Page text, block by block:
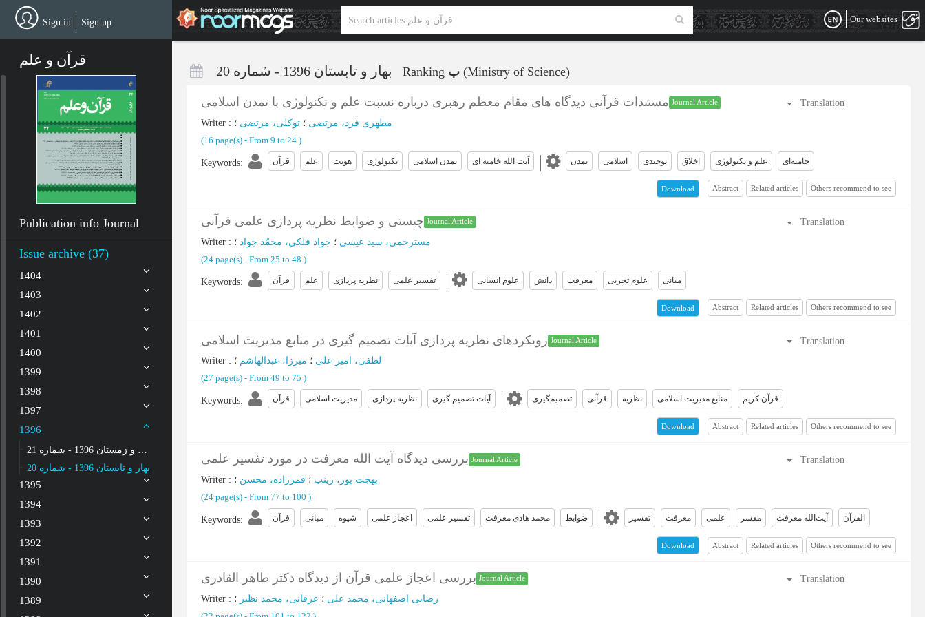
Our websites
Sign in Sign up
قرآن و علم
Publication info Journal
Issue archive (37)
1404
1403
1402
1401
1400
1399
1398
1397
1396
بهار و تابستان 1396 - شماره 20
1395
1394
1393
1392
1391
1390
1389
Ranking ب (Ministry of Science)
مستندات قرآنی دیدگاه های مقام معظم رهبری درباره نسبت علم و تکنولوژی با تمدن اسلامی Journal Article
Translation
Writer : مطهری فرد، مرتضی ؛ توکلی، مرتضی ؛
(‎16 page(s) - From 9 to 24 )
Keywords: قرآن علم هویت تکنولوژی تمدن اسلامی آیت الله خامنه ای تمدن اسلامی توحیدی اخلاق علم و تکنولوژی خامنه‌ای
Download Abstract Related articles Others recommend to see
چیستی و ضوابط نظریه پردازی علمی قرآنی Journal Article
Translation
Writer : مسترحمی، سید عیسی ؛ جواد فلکی، محمّد جواد ؛
(‎24 page(s) - From 25 to 48 )
Keywords: قرآن علم نظریه پردازی تفسیر علمی علوم انسانی دانش معرفت علوم تجربی مبانی
Download Abstract Related articles Others recommend to see
رویکردهای نظریه پردازی آیات تصمیم گیری در منابع مدیریت اسلامی Journal Article
Translation
Writer : لطفی، امیر علی ؛ میرزا، عبدالهاشم ؛
(‎27 page(s) - From 49 to 75 )
Keywords: قرآن مدیریت اسلامی نظریه پردازی آیات تصمیم گیری تصمیم‌گیری قرآنی نظریه منابع مدیریت اسلامی قرآن کریم
Download Abstract Related articles Others recommend to see
بررسی دیدگاه آیت الله معرفت در مورد تفسیر علمی Journal Article
Translation
Writer : بهجت پور، زینب ؛ قمرزاده، محسن ؛
(‎24 page(s) - From 77 to 100 )
Keywords: قرآن مبانی شیوه اعجاز علمی تفسیر علمی محمد هادی معرفت ضوابط تفسیر معرفت علمی مفسر آیت‌الله معرفت القرآن
Download Abstract Related articles Others recommend to see
بررسی اعجاز علمی قرآن از دیدگاه دکتر طاهر القادری Journal Article
Translation
Writer : رضایی اصفهانی، محمد علی ؛ عرفانی، محمد نظیر ؛